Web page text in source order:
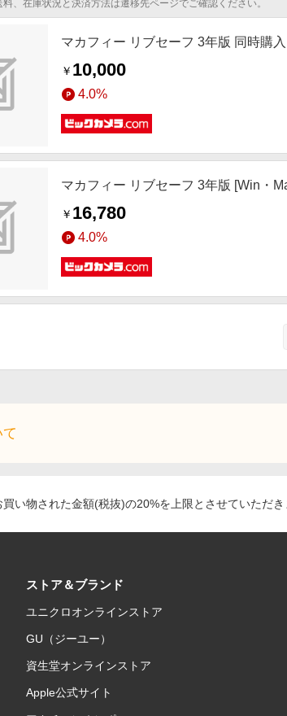
、在庫状況と決済方法は遷移先ページでご確認ください。
マカフィー リブセーフ 3年版 同時購入
￥ 10,000
4.0%
マカフィー リブセーフ 3年版 [Win・
￥ 16,780
4.0%
い物された金額(税抜)の20%を上限とさせていただ
ストア＆ブランド
ユニクロオンラインストア
GU（ジーユー）
資生堂オンラインストア
Apple公式サイト